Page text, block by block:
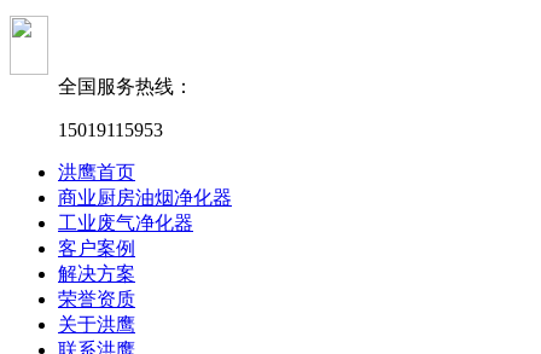
全国服务热线：
15019115953
洪鹰首页
商业厨房油烟净化器
工业废气净化器
客户案例
解决方案
荣誉资质
关于洪鹰
联系洪鹰